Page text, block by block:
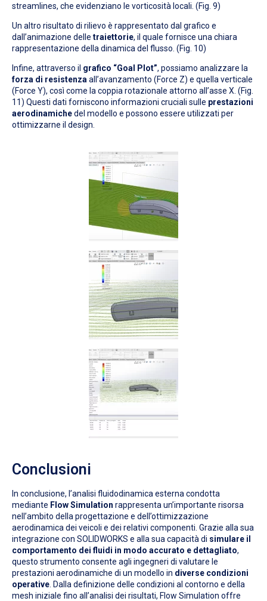
streamlines, che evidenziano le vorticosità locali. (Fig. 9)
Un altro risultato di rilievo è rappresentato dal grafico e
dall’animazione delle traiettorie, il quale fornisce una chiara
rappresentazione della dinamica del flusso. (Fig. 10)
Infine, attraverso il grafico “Goal Plot”, possiamo analizzare la
forza di resistenzaall’avanzamento (Force Z) e quella verticale
(Force Y), così come la coppia rotazionale attorno all’asse X. (Fig.
11) Questi dati forniscono informazioni cruciali sulle prestazioni
aerodinamichedel modello e possono essere utilizzati per
ottimizzarne il design.
Conclusioni
In conclusione, l’analisi fluidodinamica esterna condotta
mediante FlowSimulation rappresenta un’importante risorsa
nell’ambito della progettazione e dell’ottimizzazione
aerodinamica dei veicoli e dei relativi componenti. Grazie alla sua
integrazione con SOLIDWORKS e alla sua capacità di simulare il
comportamento dei fluidi in modo accurato e dettagliato,
questo strumento consente agli ingegneri di valutare le
prestazioni aerodinamiche di un modello in diverse condizioni
operative Dalla definizione delle condizioni al contorno e della
mesh iniziale fino all’analisi dei risultati, Flow Simulation offre